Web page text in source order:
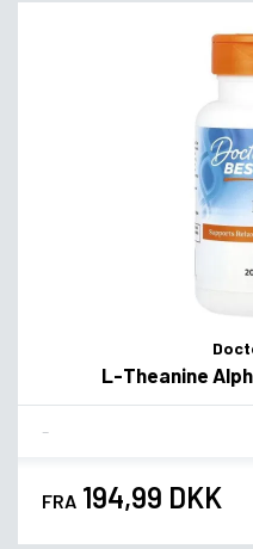
L-Theanine
FRA 194,99 DKK